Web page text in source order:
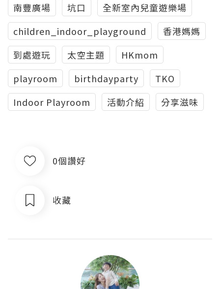
南豐廣場
坑口
全新室內兒童遊樂場
children_indoor_playground
香港媽媽
到處遊玩
太空主題
HKmom
playroom
birthdayparty
TKO
Indoor Playroom
活動介紹 分享滋味
0個讚好
收藏